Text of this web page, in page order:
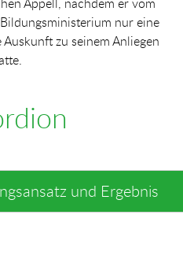
nur eine
Auskunft zu seinem Anliegen
und Ergebnis